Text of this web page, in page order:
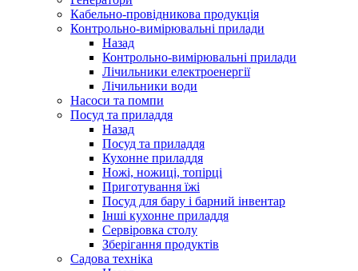
Кабельно-провідникова продукція
Контрольно-вимірювальні прилади
Назад
Контрольно-вимірювальні прилади
Лічильники електроенергії
Лічильники води
Насоси та помпи
Посуд та приладдя
Назад
Посуд та приладдя
Кухонне приладдя
Ножі, ножиці, топірці
Приготування їжі
Посуд для бару і барний інвентар
Інші кухонне приладдя
Сервіровка столу
Зберігання продуктів
Садова техніка